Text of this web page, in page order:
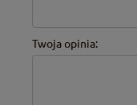
Twoja opinia: